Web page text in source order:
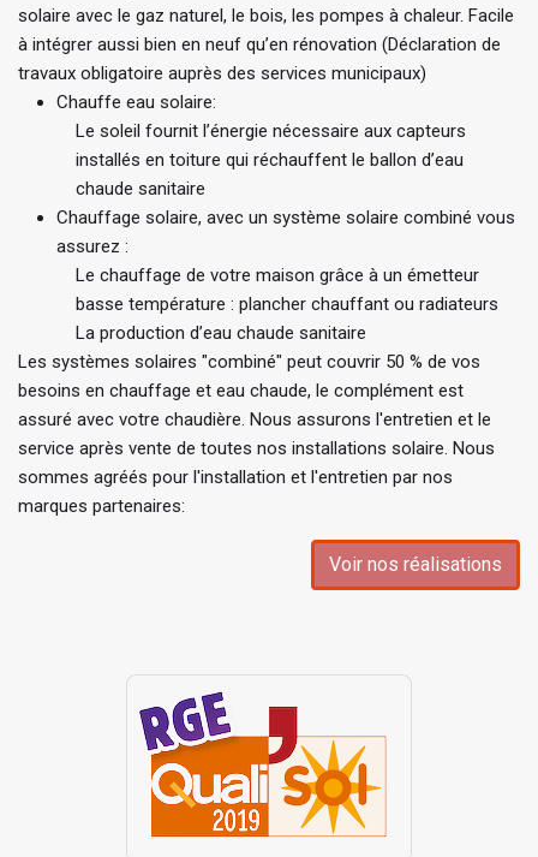
solaire avec le gaz naturel, le bois, les pompes à chaleur. Facile
à intégrer aussi bien en neuf qu’en rénovation (Déclaration de
travaux obligatoire auprès des services municipaux)
Chauffe eau solaire:
Le soleil fournit l’énergie nécessaire aux capteurs
installés en toiture qui réchauffent le ballon d’eau
chaude sanitaire
Chauffage solaire, avec un système solaire combiné vous
assurez :
Le chauffage de votre maison grâce à un émetteur
basse température : plancher chauffant ou radiateurs
La production d’eau chaude sanitaire
Les systèmes solaires "combiné" peut couvrir 50 % de vos
besoins en chauffage et eau chaude, le complément est
assuré avec votre chaudière. Nous assurons l'entretien et le
service après vente de toutes nos installations solaire. Nous
sommes agréés pour l'installation et l'entretien par nos
marques partenaires:
Voir nos réalisations